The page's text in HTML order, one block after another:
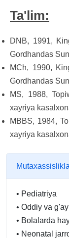
Ta'lim:
DNB, 1991,
Gordhandas
MCh, 1990,
Gordhandas
MS, 1988,
xayriya
MBBS, 1984,
xayriya
• Pediatriya
• Oddiy va
• Bolalarda
• Neonatal